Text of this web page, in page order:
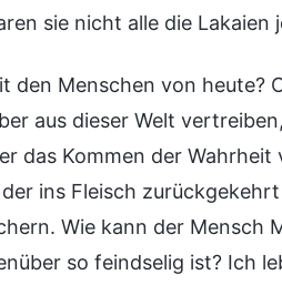
sie nicht alle die
den Menschen von heute?
aus dieser Welt
das Kommen der
ins Fleisch
Wie kann der Mensch
so feindselig ist? Ich